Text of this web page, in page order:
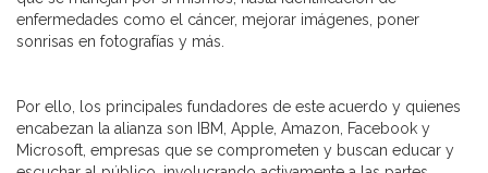
enfermedades como el cáncer, mejorar imágenes, poner
sonrisas en fotografías y más.
Por ello, los principales fundadores de este acuerdo y quienes
encabezan la alianza son IBM, Apple, Amazon, Facebook y
Microsoft, empresas que se comprometen y buscan educar y